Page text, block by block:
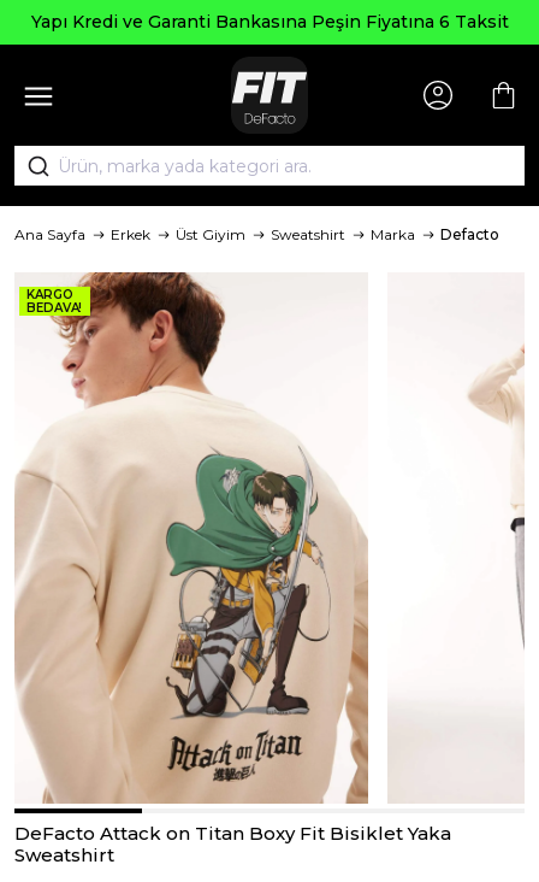
Yapı Kredi ve Garanti Bankasına Peşin Fiyatına 6 Taksit
Ana Sayfa Erkek Üst Giyim Sweatshirt Marka Defacto
KARGO
BEDAVA!
DeFacto Attack on Titan Boxy Fit Bisiklet Yaka
Sweatshirt